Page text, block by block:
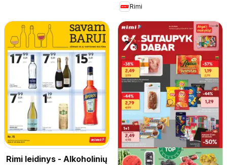
Rimi
Rimi leidinys - Alkoholinių